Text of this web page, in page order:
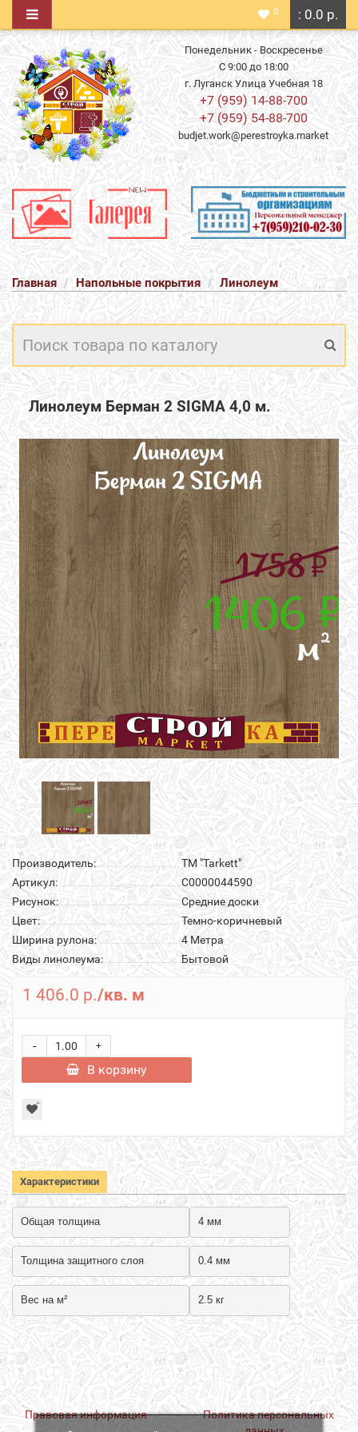
: 0.0 р.
0
Понедельник - Воскресенье
С 9:00 до 18:00
г. Луганск Улица Учебная 18
+7 (959) 14-88-700
+7 (959) 54-88-700
budjet.work@perestroyka.market
Главная Напольные покрытия Линолеум
Линолеум Берман 2 SIGMA 4,0 м.
Производитель:
ТМ "Tarkett"
Артикул:
С0000044590
Рисунок:
Средние доски
Цвет:
Темно-коричневый
Ширина рулона:
4 Метра
Виды линолеума:
Бытовой
1 406.0 р./кв. м
+
-
В корзину
Характеристики
Общая толщина 4 мм
Толщина защитного слоя 0.4 мм
Вес на м² 2.5 кг
Правовая информация
Политика персональных